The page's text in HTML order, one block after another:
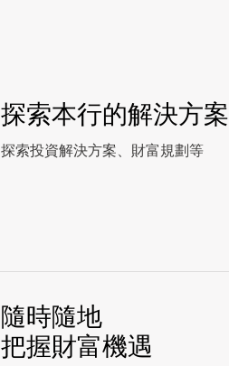
探索本行的解決方案
探索投資解決方案、財富規劃等
隨時隨地
把握財富機遇